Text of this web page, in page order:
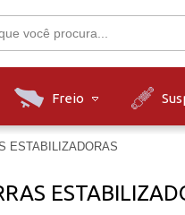
Freio
ESTABILIZADORAS